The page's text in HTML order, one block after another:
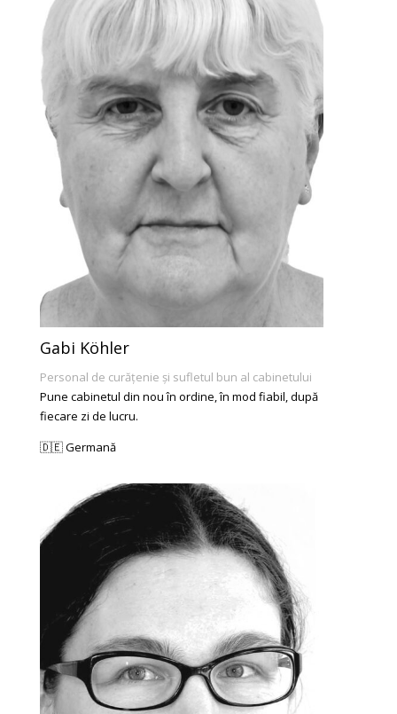
Gabi Köhler
Personal de curățenie și sufletul bun al cabinetului
Pune cabinetul din nou în ordine, în mod fiabil, după
fiecare zi de lucru.
🇩🇪 Germană